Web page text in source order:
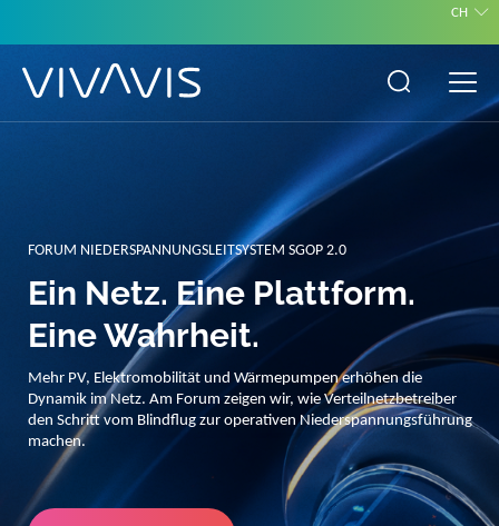
CH
VIVAVIS SMART GRID OPERATION PLATFORM
Brandneue VIVAVIS TALK`s
Auch dieses Jahr setzten wir unsere Reihe der beliebten VIVAVIS
TALK`s (Webinare) über die Niederspannungsnetzführung mit der
VIVAVIS Smart Grid Operation Platform (SGOP) fort. Einige neue
und vor allem hilfreiche Anwendungsmöglichkeiten stellen wir vor.
Einfach anmelden – seien Sie gespannt. Übrigens, die VIVAVIS SGOP
ist in der DACH-Region bereits mehrfach erfolgreich im Einsatz.